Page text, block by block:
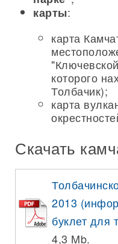
карты:
карта
которого
Толбачик);
карта
Скачать
2013
буклет для
4,3 Mb.